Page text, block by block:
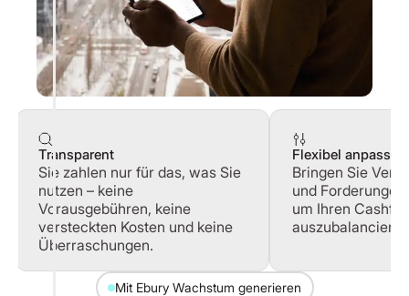
Transparent
Sie zahlen nur für das, was Sie
nutzen – keine
Vorausgebühren, keine
versteckten Kosten und keine
Überraschungen.
Flexibel
Bringen Sie
und
um Ihren
Mit Ebury Wachstum generieren